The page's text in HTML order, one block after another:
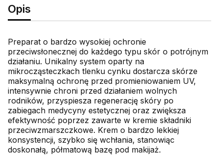
Opis
Preparat o bardzo wysokiej ochronie
przeciwsłonecznej do każdego typu skór o potrójnym
działaniu. Unikalny system oparty na
mikrocząsteczkach tlenku cynku dostarcza skórze
maksymalną ochronę przed promieniowaniem UV,
intensywnie chroni przed działaniem wolnych
rodników, przyspiesza regenerację skóry po
zabiegach medycyny estetycznej oraz zwiększa
efektywność poprzez zawarte w kremie składniki
przeciwzmarszczkowe. Krem o bardzo lekkiej
konsystencji, szybko się wchłania, stanowiąc
doskonałą, półmatową bazę pod makijaż.